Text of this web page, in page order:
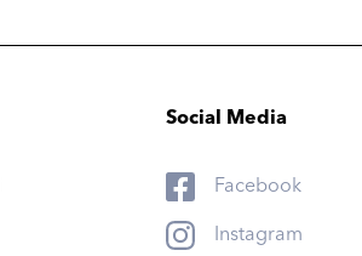
Social Media
Facebook
Instagram